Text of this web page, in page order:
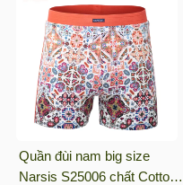
Quần đùi nam big size
Narsis S25006 chất Cotton